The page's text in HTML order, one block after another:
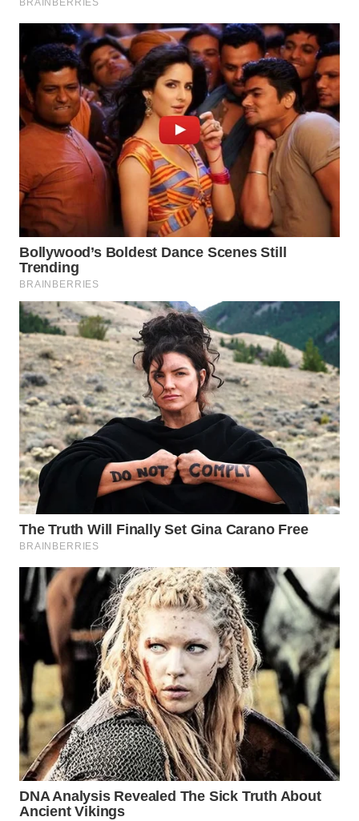
WN
TAPANULI
UTARA
WN
SAMOSIR
PADANG
LAWAS
WN
SUMEDANG
WN
WN
KEPULAUAN
SERIBU
WN
TANGERANG
WN
BINJAI
WN
CIREBON
WN
INDRAMAYU
WN
KUNINGAN
WN
MAJALENGKA
WN